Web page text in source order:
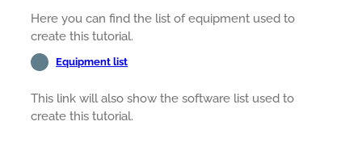
Here you can find the list of equipment used to
create this tutorial.
Equipment list
This link will also show the software list used to
create this tutorial.